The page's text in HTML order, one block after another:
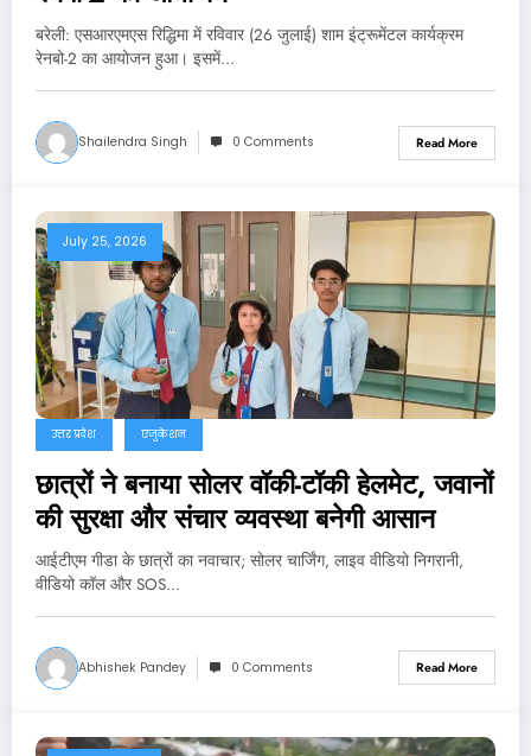
बरेली: एसआरएमएस रिद्धिमा में रविवार (26 जुलाई) शाम इंट्रूमेंटल कार्यक्रम
रेनबो-2 का आयोजन हुआ। इसमें…
Shailendra Singh 0 Comments Read More
July 25, 2026
उत्तर प्रदेश एजुकेशन
छात्रों ने बनाया सोलर वॉकी-टॉकी हेलमेट, जवानों
की सुरक्षा और संचार व्यवस्था बनेगी आसान
आईटीएम गीडा के छात्रों का नवाचार; सोलर चार्जिंग, लाइव वीडियो निगरानी,
वीडियो कॉल और SOS…
Abhishek Pandey 0 Comments Read More